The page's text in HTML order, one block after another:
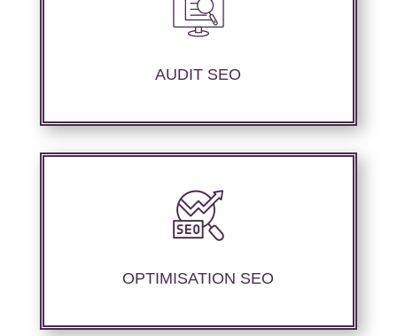
AUDIT SEO
Audit complet de votre site web à travers les
mots clés pertinents, les principaux
OPTIMISATION SEO
Notre agence SEO propose des services
d’optimisation technique de site web,
les performances de référencement..